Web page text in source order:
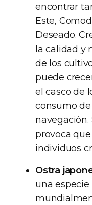
encontrar
Este,
Deseado.
la calidad y
de los
puede
el casco de
consumo
provoca
individuos
Ostra
una